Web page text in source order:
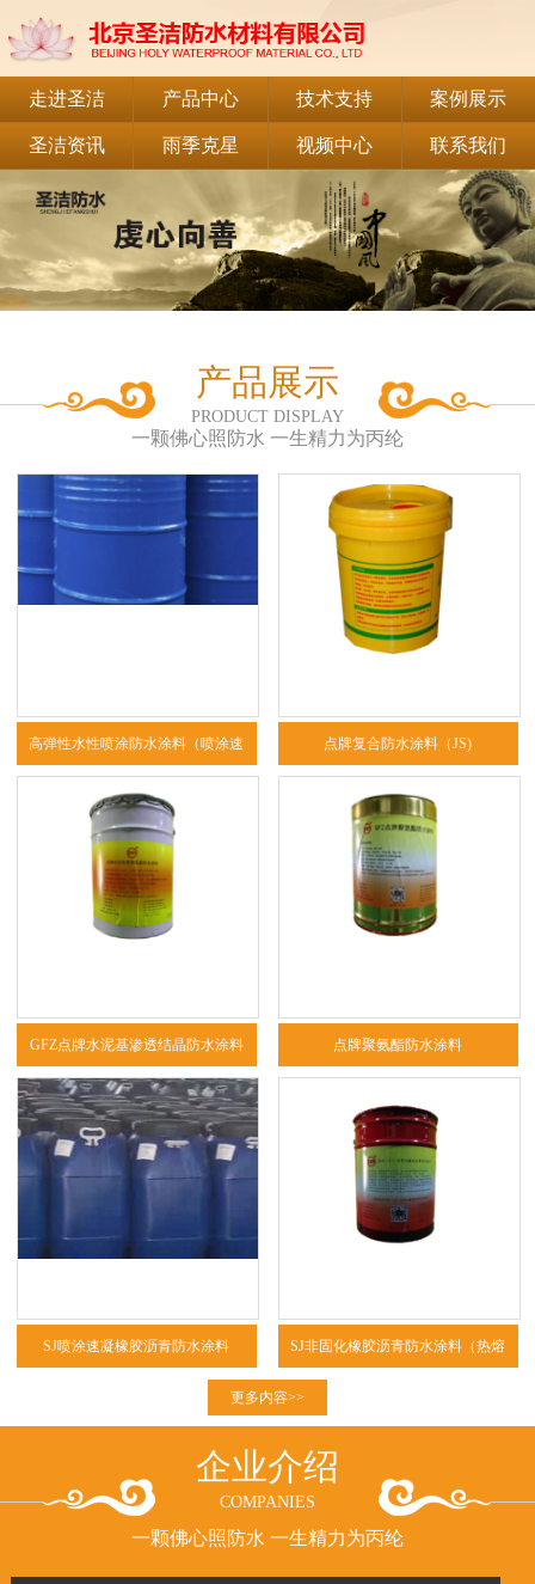
走进圣洁 产品中心 技术支持 案例展示
圣洁资讯 雨季克星 视频中心 联系我们
产品展示
PRODUCT DISPLAY
一颗佛心照防水 一生精力为丙纶
高弹性水性喷涂防水涂料（喷涂速 点牌复合防水涂料（JS)
GFZ点牌水泥基渗透结晶防水涂料 点牌聚氨酯防水涂料
SJ喷涂速凝橡胶沥青防水涂料 SJ非固化橡胶沥青防水涂料（热熔
更多内容>>
企业介绍
COMPANIES
一颗佛心照防水 一生精力为丙纶